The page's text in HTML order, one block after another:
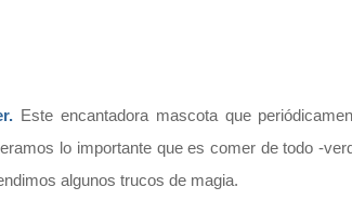
Este encantadora mascota que
lo importante que es comer de todo -
algunos trucos de magia.